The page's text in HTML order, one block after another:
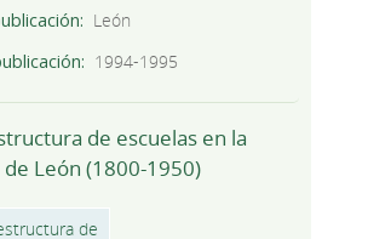
León
1994-1995
de escuelas en la
León (1800-1950)